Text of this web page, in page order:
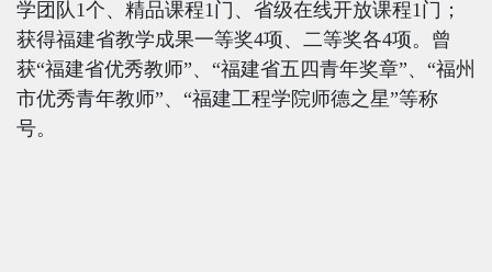
学团队1个、精品课程1门、省级在线开放课程1门；
获得福建省教学成果一等奖4项、二等奖各4项。曾
获“福建省优秀教师”、“福建省五四青年奖章”、“福州
市优秀青年教师”、“福建工程学院师德之星”等称
号。